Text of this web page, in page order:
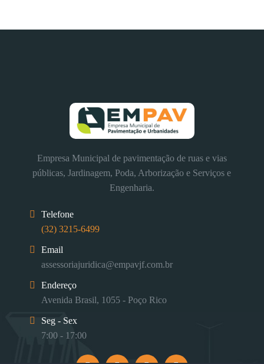
Empresa Municipal de pavimentação de ruas e vias
públicas, Jardinagem, Poda, Arborização e Serviços e
Engenharia.
Telefone
(32) 3215-6499
Email
assessoriajuridica@empavjf.com.br
Endereço
Avenida Brasil, 1055 - Poço Rico
Seg - Sex
7:00 - 17:00